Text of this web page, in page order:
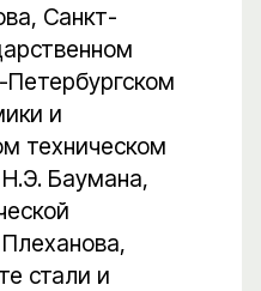
Санкт-
и
техническом
Баумана,
стали и